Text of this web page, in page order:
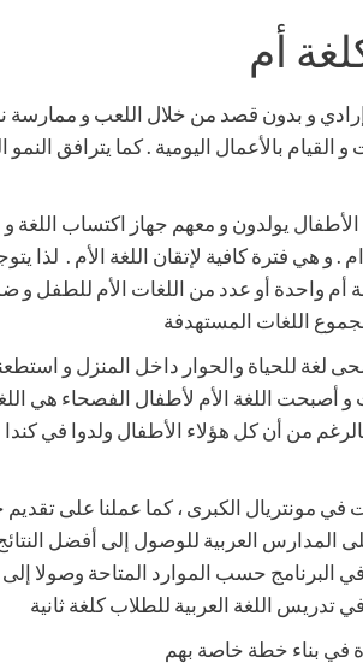
أم
إرادي و بدون قصد من خلال اللعب و
بالأعمال اليومية . كما يترافق النمو
نعوم تشومسكي عالم اللسانيات المعروف عام 1957 أن الأطفال يولدون و معهم جهاز اكتساب
. و هي فترة كافية لإتقان اللغة الأم . لذا
أم واحدة أو عدد من اللغات الأم للطفل و
اللغات المستهدفة
لغة للحياة والحوار داخل المنزل و
و أصبحت اللغة الأم لأطفال الفصحاء هي
من أن كل هؤلاء الأطفال ولدوا في كندا
مونتريال الكبرى ، كما عملنا على
المدارس العربية للوصول إلى أفضل
البرنامج حسب الموارد المتاحة وصولا
تدريس اللغة العربية للطلاب كلغة ثانية
في بناء خطة خاصة بهم